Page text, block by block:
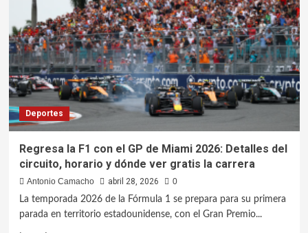
Deportes
Regresa la F1 con el GP de Miami 2026: Detalles del
circuito, horario y dónde ver gratis la carrera
Antonio Camacho abril 28, 2026
0
La temporada 2026 de la Fórmula 1 se prepara para su primera
parada en territorio estadounidense, con el Gran Premio...